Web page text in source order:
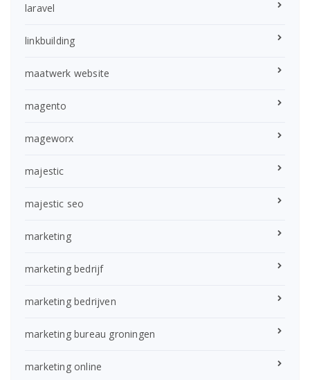
laravel
linkbuilding
maatwerk website
magento
mageworx
majestic
majestic seo
marketing
marketing bedrijf
marketing bedrijven
marketing bureau groningen
marketing online